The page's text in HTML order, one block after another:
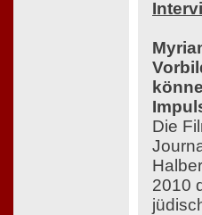
Die
2010